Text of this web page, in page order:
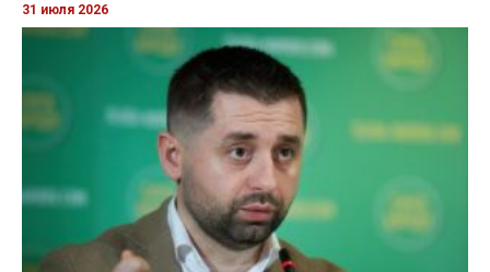
31 июля 2026